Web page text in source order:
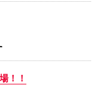
！！